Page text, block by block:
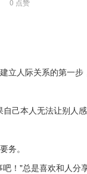
人际关系的第一步
己本人无法让别人
务。
！"总是喜欢和人分